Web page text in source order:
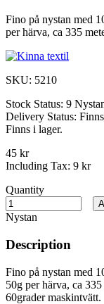
Fino på nystan med
per härva, ca 335
SKU: 5210
Stock Status: 9
Delivery Status:
Finns i lager.
45 kr
Including Tax: 9 kr
Quantity
Nystan
Description
Fino på nystan med
50g per härva, ca 335
60grader maskintvätt.